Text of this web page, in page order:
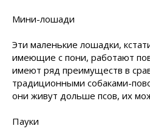
Мини-лошади
Эти маленькие лошадки,
имеющие с пони, работают
имеют ряд преимуществ в
традиционными собаками-
они живут дольше псов, их
Пауки